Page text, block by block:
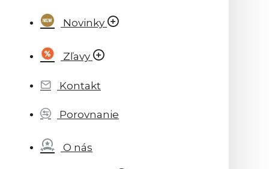
Novinky
Zľavy
Kontakt
Porovnanie
O nás